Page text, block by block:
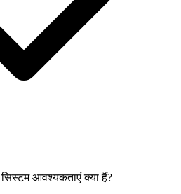
आवश्यकताएं क्या हैं?